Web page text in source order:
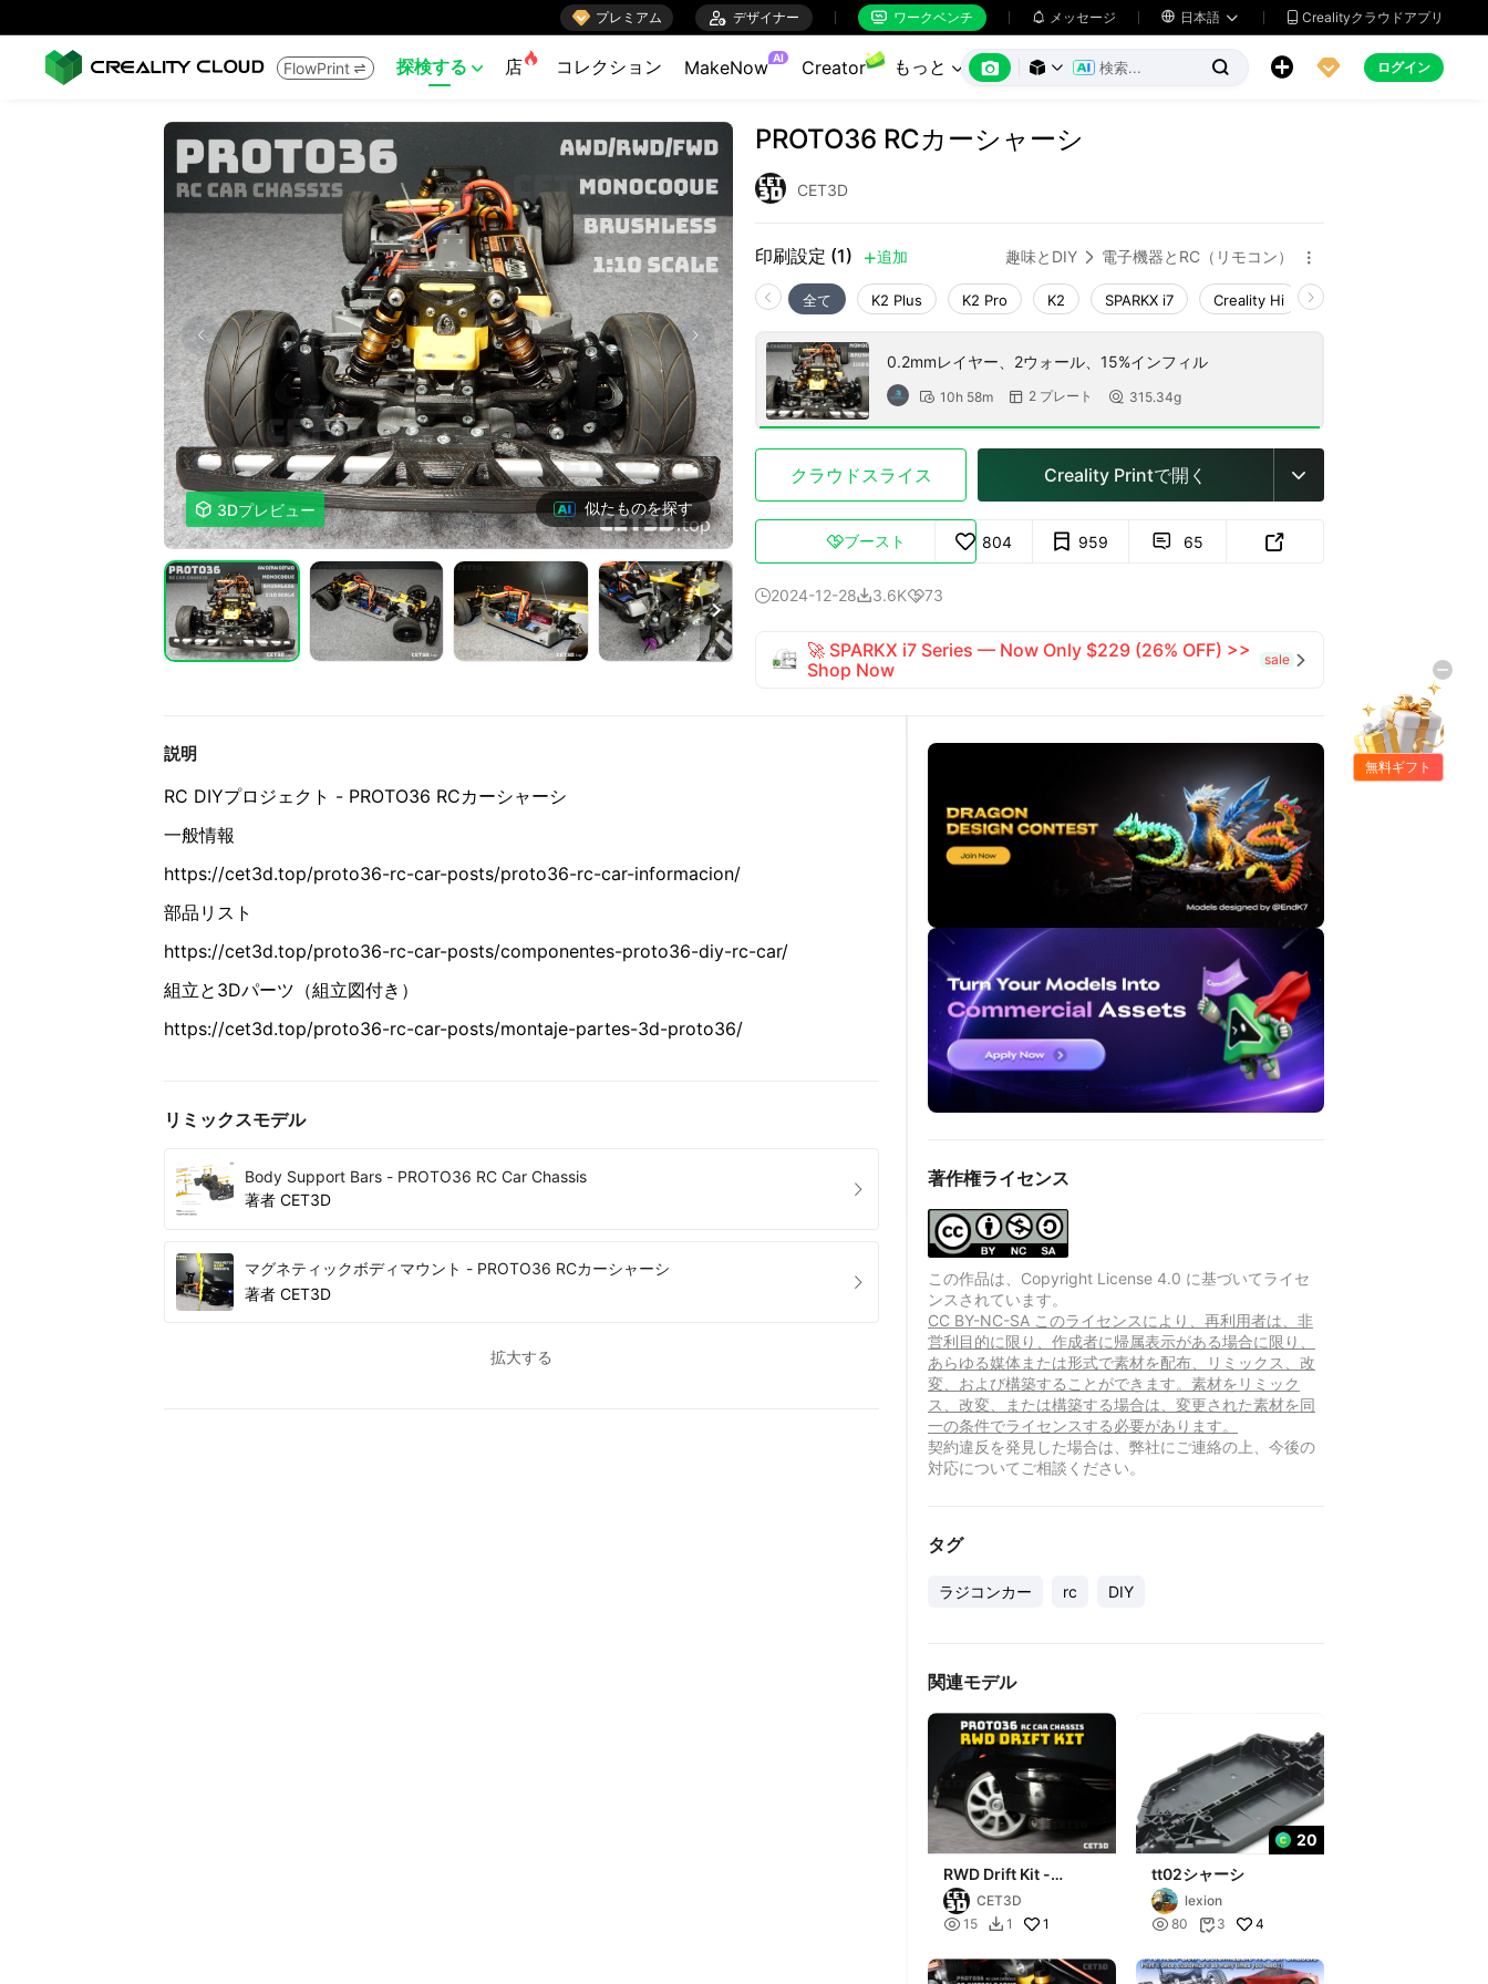
 プレミアム  デザイナー  ワークベンチ  メッセージ  日本語   Crealityクラウドアプリ
FlowPrint  探検する  店 コレクション MakeNow AI Creator もっと        ログイン
 3Dプレビュー 似たものを探す

PROTO36 RCカーシャーシ
CET3D
印刷設定 (1) 追加 趣味とDIY  電子機器とRC（リモコン） 
全て K2 Plus K2 Pro K2 SPARKX i7 Creality Hi
0.2mmレイヤー、2ウォール、15%インフィル
 10h 58m  2 プレート  315.34g
クラウドスライス Creality Printで開く 
ブースト 804 959  65 
2024-12-283.6K73
🚀 SPARKX i7 Series — Now Only $229 (26% OFF) >>
Shop Now
sale 
説明
RC DIYプロジェクト - PROTO36 RCカーシャーシ
一般情報
https://cet3d.top/proto36-rc-car-posts/proto36-rc-car-informacion/
部品リスト
https://cet3d.top/proto36-rc-car-posts/componentes-proto36-diy-rc-car/
組立と3Dパーツ（組立図付き）
https://cet3d.top/proto36-rc-car-posts/montaje-partes-3d-proto36/
リミックスモデル
Body Support Bars - PROTO36 RC Car Chassis
著者 CET3D
マグネティックボディマウント - PROTO36 RCカーシャーシ
著者 CET3D
拡大する
著作権ライセンス
この作品は、Copyright License 4.0 に基づいてライセ
ンスされています。
CC BY-NC-SA このライセンスにより、再利用者は、非
営利目的に限り、作成者に帰属表示がある場合に限り、
あらゆる媒体または形式で素材を配布、リミックス、改
変、および構築することができます。素材をリミック
ス、改変、または構築する場合は、変更された素材を同
一の条件でライセンスする必要があります。
契約違反を発見した場合は、弊社にご連絡の上、今後の
対応についてご相談ください。
タグ
ラジコンカー rc DIY
関連モデル
RWD Drift Kit -
PROTO36 RC Car
ChassisCET3D
 15  1 1
20
tt02シャーシ
lexion
 80  3 4
無料ギフト